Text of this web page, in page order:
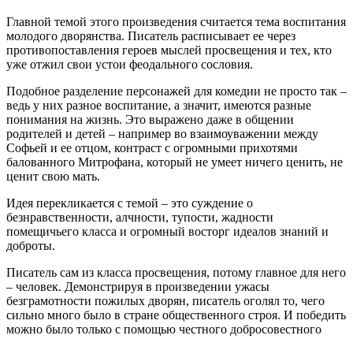
Главной темой этого произведения считается тема воспитания
молодого дворянства. Писатель расписывает ее через
противопоставления героев мыслей просвещения и тех, кто
уже отжил свои устои феодального сословия.
Подобное разделение персонажей для комедии не просто так –
ведь у них разное воспитание, а значит, имеются разные
понимания на жизнь. Это выражено даже в общении
родителей и детей – например во взаимоуважении между
Софьей и ее отцом, контраст с огромными прихотями
балованного Митрофана, который не умеет ничего ценить, не
ценит свою мать.
Идея перекликается с темой – это суждение о
безнравственности, алчности, тупости, жадности
помещичьего класса и огромный восторг идеалов знаний и
доброты.
Писатель сам из класса просвещения, потому главное для него
– человек. Демонстрируя в произведении ужасы
безграмотности пожилых дворян, писатель оголял то, чего
сильно много было в стране общественного строя. И победить
можно было только с помощью честного добросовестного